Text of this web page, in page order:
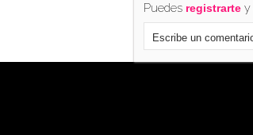
Puedes registrartey